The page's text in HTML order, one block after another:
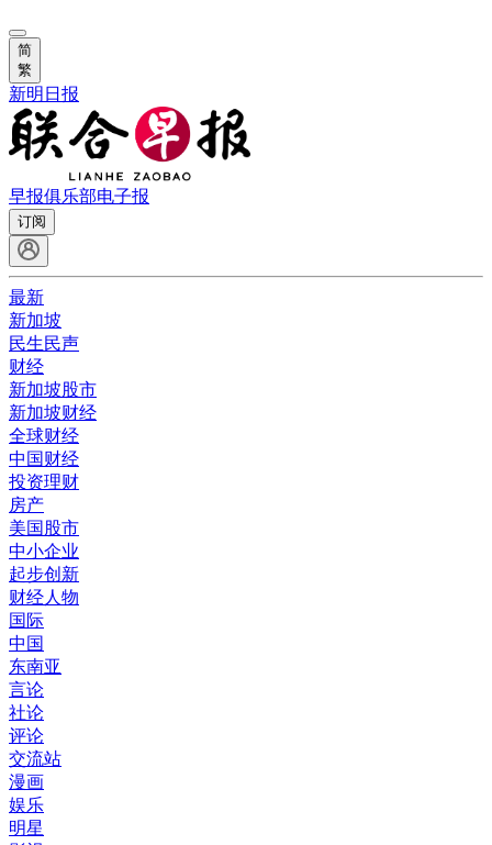
简
繁
新明日报
早报俱乐部电子报
订阅
最新
新加坡
民生民声
财经
新加坡股市
新加坡财经
全球财经
中国财经
投资理财
房产
美国股市
中小企业
起步创新
财经人物
国际
中国
东南亚
言论
社论
评论
交流站
漫画
娱乐
明星